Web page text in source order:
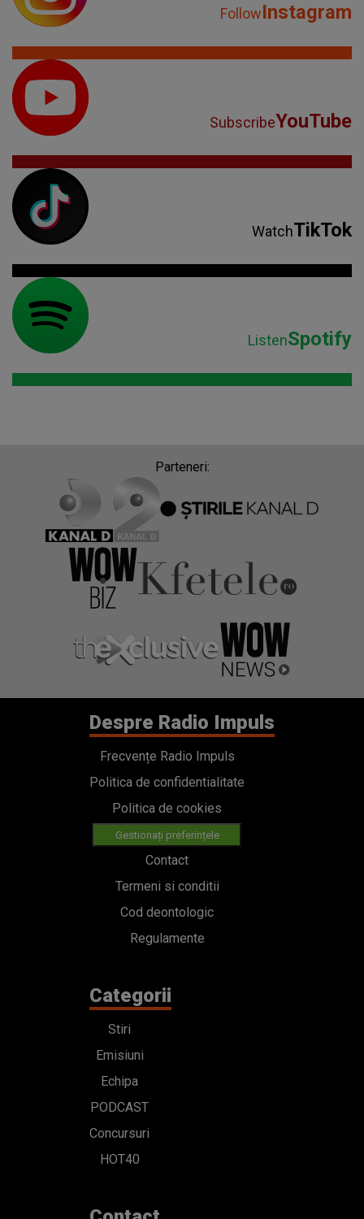
FollowInstagram
SubscribeYouTube
WatchTikTok
ListenSpotify
Parteneri:
Despre Radio Impuls
Frecvențe Radio Impuls
Politica de confidentialitate
Politica de cookies
Gestionați preferințele
Contact
Termeni si conditii
Cod deontologic
Regulamente
Categorii
Stiri
Emisiuni
Echipa
PODCAST
Concursuri
HOT40